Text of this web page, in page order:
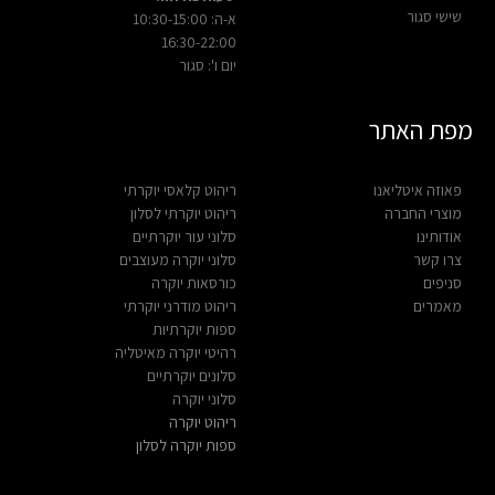
שישי סגור
א-ה: 10:30-15:00
16:30-22:00
יום ו': סגור
מפת האתר
פאוזה איטליאנו
מוצרי החברה
אודותינו
צרו קשר
סניפים
מאמרים
ריהוט קלאסי יוקרתי
ריהוט יוקרתי לסלון
סלוני עור יוקרתיים
סלוני יוקרה מעוצבים
כורסאות יוקרה
ריהוט מודרני יוקרתי
ספות יוקרתיות
רהיטי יוקרה מאיטליה
סלונים יוקרתיים
סלוני יוקרה
ריהוט יוקרה
ספות יוקרה לסלון